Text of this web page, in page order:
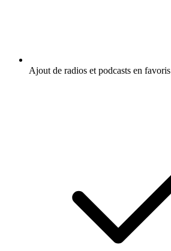
Ajout de radios et podcasts en favoris